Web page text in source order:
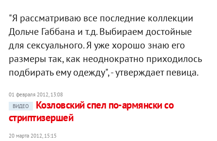
"Я рассматриваю все последние коллекции
Дольче Габбана и т.д. Выбираем достойные
для сексуального. Я уже хорошо знаю его
размеры так, как неоднократно приходилось
подбирать ему одежду", - утверждает певица.
01 февраля 2012, 13:08
ВИДЕО
Козловский спел по-армянски со
стриптизершей
20 марта 2012, 15:15